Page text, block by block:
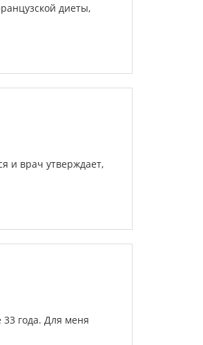
диеты,
и врач утверждает,
года. Для меня